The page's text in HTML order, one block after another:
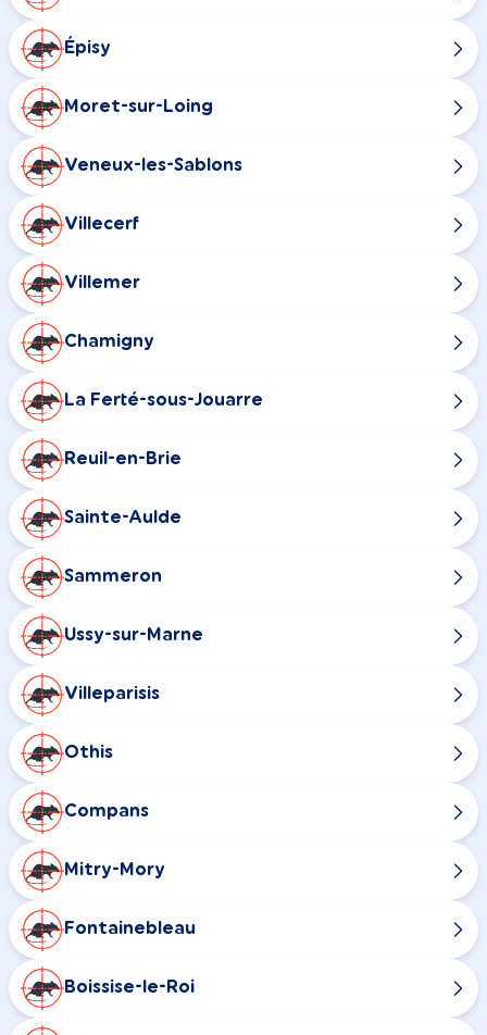
Épisy
Moret-sur-Loing
Veneux-les-Sablons
Villecerf
Villemer
Chamigny
La Ferté-sous-Jouarre
Reuil-en-Brie
Sainte-Aulde
Sammeron
Ussy-sur-Marne
Villeparisis
Othis
Compans
Mitry-Mory
Fontainebleau
Boissise-le-Roi